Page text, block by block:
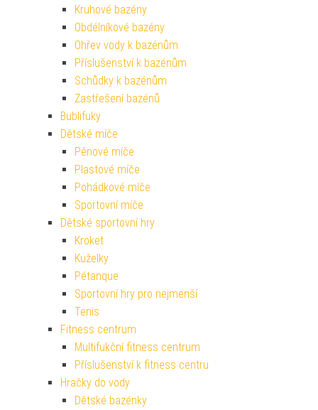
Kruhové bazény
Obdélníkové bazény
Ohřev vody k bazénům
Příslušenství k bazénům
Schůdky k bazénům
Zastřešení bazénů
Bublifuky
Dětské míče
Pěnové míče
Plastové míče
Pohádkové míče
Sportovní míče
Dětské sportovní hry
Kroket
Kuželky
Pétanque
Sportovní hry pro nejmenší
Tenis
Fitness centrum
Multifukční fitness centrum
Příslušenství k fitness centru
Hračky do vody
Dětské bazénky